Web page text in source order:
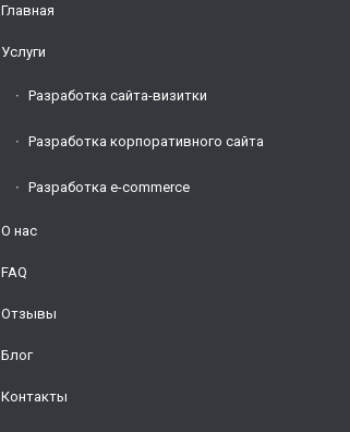
Главная
Услуги
Разработка сайта-визитки
Разработка корпоративного сайта
Разработка e-commerce
О нас
FAQ
Отзывы
Блог
Контакты